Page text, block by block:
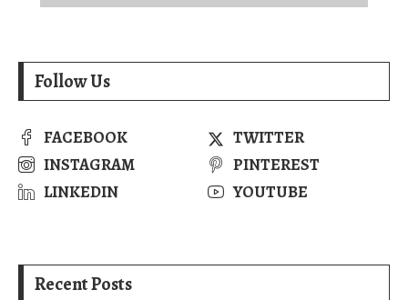
Follow Us
FACEBOOK
TWITTER
INSTAGRAM
PINTEREST
LINKEDIN
YOUTUBE
Recent Posts